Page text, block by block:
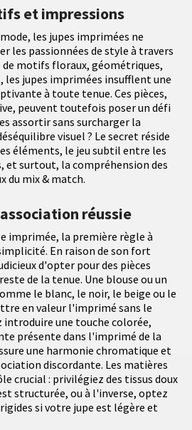
et impressions
les jupes imprimées ne
les passionnées de style à travers
de motifs floraux, géométriques,
jupes imprimées insufflent une
à toute tenue. Ces pièces,
peuvent toutefois poser un défi
assortir sans surcharger la
visuel ? Le secret réside
éléments, le jeu subtil entre les
et surtout, la compréhension des
du mix & match.
réussie
imprimée, la première règle à
En raison de son fort
d'opter pour des pièces
de la tenue. Une blouse ou un
le blanc, le noir, le beige ou le
en valeur l'imprimé sans le
introduire une touche colorée,
présente dans l'imprimé de la
une harmonie chromatique et
discordante. Les matières
crucial : privilégiez des tissus doux
structurée, ou à l'inverse, optez
si votre jupe est légère et